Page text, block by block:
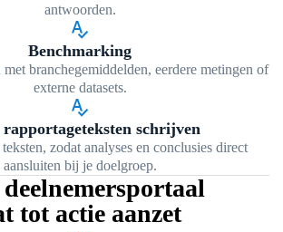
antwoorden.
spellcheck
Benchmarking
branchegemiddelden, eerdere metingen of
externe datasets.
spellcheck
rapportageteksten schrijven
zodat analyses en conclusies direct
aansluiten bij je doelgroep.
tot actie aanzet